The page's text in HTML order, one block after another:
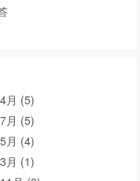
月 (5)
月 (5)
月 (4)
月 (1)